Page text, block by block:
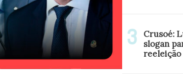
Crusoé:
slogan
reeleição